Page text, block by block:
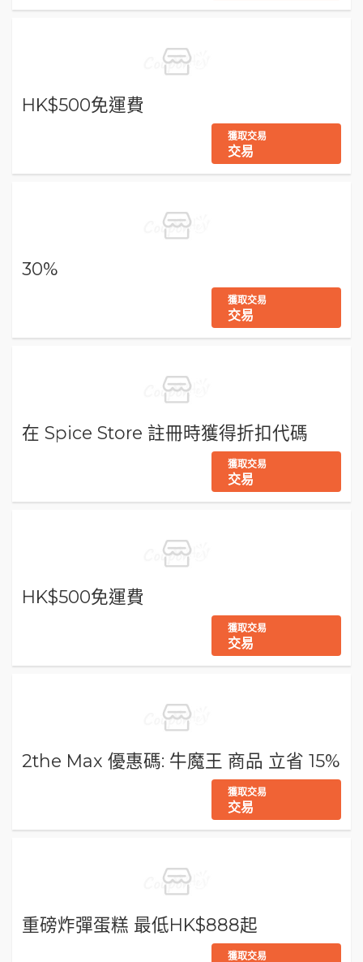
HK$500免運費
獲取交易
交易
30%
獲取交易
交易
在 Spice Store 註冊時獲得折扣代碼
獲取交易
交易
HK$500免運費
獲取交易
交易
2the Max 優惠碼: 牛魔王 商品 立省 15%
獲取交易
交易
重磅炸彈蛋糕 最低HK$888起
獲取交易